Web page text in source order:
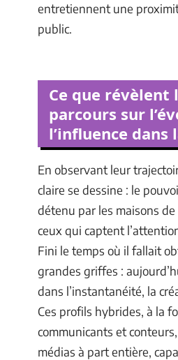
entretiennent une
public.
Ce que révèlent
parcours sur
l’influence dans
En observant leur
claire se dessine : le
détenu par les maisons
ceux qui captent
Fini le temps où il fallait
grandes griffes :
dans l’instantanéité, la
Ces profils hybrides, à la
communicants et
médias à part entière,